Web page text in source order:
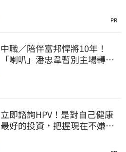
PR
中職／陪伴富邦悍將10年！
「喇叭」潘忠韋暫別主場轉
立即諮詢HPV！是對自己健康
最好的投資，把握現在不嫌